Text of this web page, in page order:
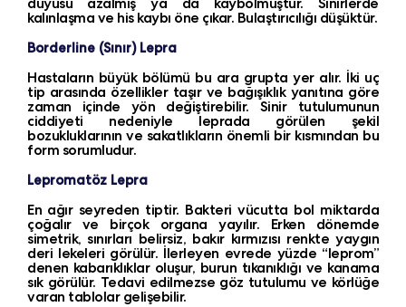
kalınlaşma ve his kaybı öne çıkar. Bulaştırıcılığı düşüktür.
Borderline (Sınır) Lepra
Hastaların büyük bölümü bu ara grupta yer alır. İki uç
tip arasında özellikler taşır ve bağışıklık yanıtına göre
zaman içinde yön değiştirebilir. Sinir tutulumunun
ciddiyeti nedeniyle leprada görülen şekil
bozukluklarının ve sakatlıkların önemli bir kısmından bu
form sorumludur.
Lepromatöz Lepra
En ağır seyreden tiptir. Bakteri vücutta bol miktarda
çoğalır ve birçok organa yayılır. Erken dönemde
simetrik, sınırları belirsiz, bakır kırmızısı renkte yaygın
deri lekeleri görülür. İlerleyen evrede yüzde “leprom”
denen kabarıklıklar oluşur, burun tıkanıklığı ve kanama
sık görülür. Tedavi edilmezse göz tutulumu ve körlüğe
varan tablolar gelişebilir.